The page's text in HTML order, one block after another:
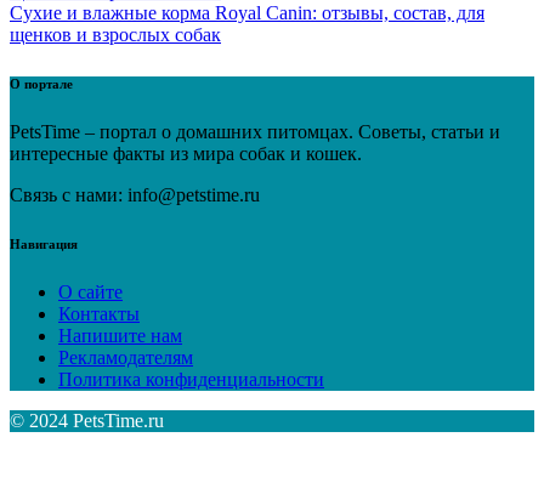
Сухие и влажные корма Royal Canin: отзывы, состав, для
щенков и взрослых собак
О портале
PetsTime – портал о домашних питомцах. Советы, статьи и
интересные факты из мира собак и кошек.
Связь с нами: info@petstime.ru
Навигация
О сайте
Контакты
Напишите нам
Рекламодателям
Политика конфиденциальности
© 2024 PetsTime.ru